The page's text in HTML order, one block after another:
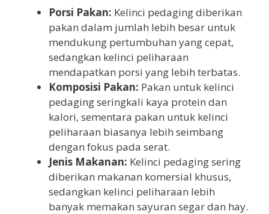
Porsi Pakan: Kelinci pedaging diberikan
pakan dalam jumlah lebih besar untuk
mendukung pertumbuhan yang cepat,
sedangkan kelinci peliharaan
mendapatkan porsi yang lebih terbatas.
Komposisi Pakan: Pakan untuk kelinci
pedaging seringkali kaya protein dan
kalori, sementara pakan untuk kelinci
peliharaan biasanya lebih seimbang
dengan fokus pada serat.
Jenis Makanan: Kelinci pedaging sering
diberikan makanan komersial khusus,
sedangkan kelinci peliharaan lebih
banyak memakan sayuran segar dan hay.